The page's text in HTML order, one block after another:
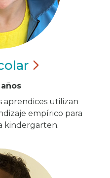
aprendices utilizan
empírico para
kindergarten.